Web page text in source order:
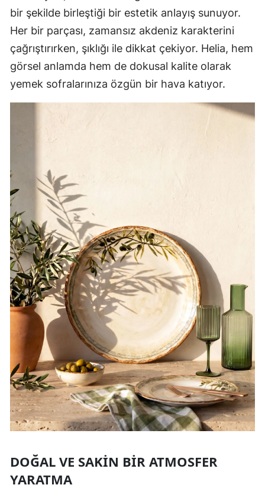
bir şekilde birleştiği bir estetik anlayış sunuyor.
Her bir parçası, zamansız akdeniz karakterini
çağrıştırırken, şıklığı ile dikkat çekiyor. Helia, hem
görsel anlamda hem de dokusal kalite olarak
yemek sofralarınıza özgün bir hava katıyor.
DOĞAL VE SAKIN BIR ATMOSFER
YARATMA